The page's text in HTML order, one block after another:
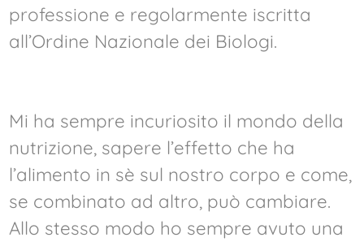
professione e regolarmente iscritta
all’Ordine Nazionale dei Biologi.
Mi ha sempre incuriosito il mondo della
nutrizione, sapere l’effetto che ha
l’alimento in sè sul nostro corpo e come,
se combinato ad altro, può cambiare.
Allo stesso modo ho sempre avuto una